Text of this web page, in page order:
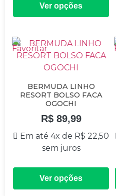
Ver opções
BERMUDA LINHO
RESORT BOLSO FACA
OGOCHI
R$89,99
Em até 4x de R$ 22,50
sem juros
Ver opções